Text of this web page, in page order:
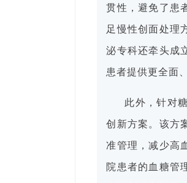
贯性，避免了患
足慢性创面处理
泌专科还牵头成
患者提供更全面
此外，针对
创新方案。该方
准管理，减少高
院患者的血糖管